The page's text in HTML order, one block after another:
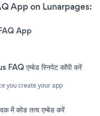
App on Lunarpages:
App
एम्बेड स्निपेट कॉपी करें
you create your app
में कोड तत्व एम्बेड करें